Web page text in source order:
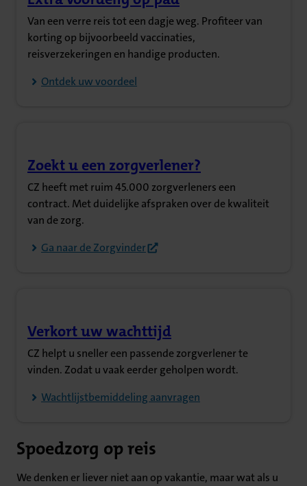
(Opent in nieuw tabblad)
Van een verre reis tot een dagje weg. Profiteer van
korting op bijvoorbeeld vaccinaties,
reisverzekeringen en handige producten.
Ontdek uw voordeel
Zoekt u een zorgverlener?
(Opent in nieuw tabblad)
CZ heeft met ruim 45.000 zorgverleners een
contract. Met duidelijke afspraken over de kwaliteit
van de zorg.
Ga naar de Zorgvinder
Verkort uw wachttijd
(Opent in nieuw tabblad)
CZ helpt u sneller een passende zorgverlener te
vinden. Zodat u vaak eerder geholpen wordt.
Wachtlijstbemiddeling aanvragen
Spoedzorg op reis
We denken er liever niet aan op vakantie, maar wat als u